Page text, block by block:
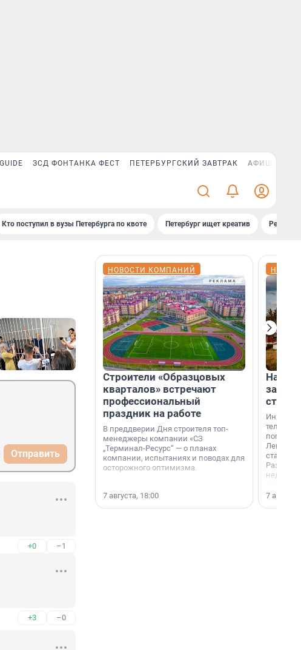
ЗСД ФОНТАНКА ФЕСТ ПЕТЕРБУРГСКИЙ ЗАВТРАК АФИША PLUS
Кто поступил в вузы Петербурга по квоте Петербург ищет креатив
Отправить
+0 –1
+3 –0
НОВОСТИ КОМПАНИЙ
Строители «Образцовых
кварталов» встречают
профессиональный
праздник на работе
В преддверии Дня строителя топ-
менеджеры компании «СЗ
„Терминал-Ресурс“ — о планах
компании, испытаниях и поводах для
осторожного оптимизма.
7 августа, 18:00
На
станции
7